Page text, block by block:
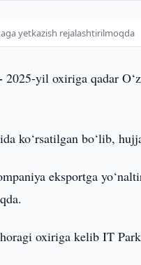
yetkazish rejalashtirilmoqda
2025-yil oxiriga qadar
ko‘rsatilgan bo‘lib,
eksportga
oxiriga kelib IT